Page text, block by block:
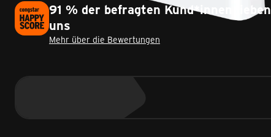
91 % der befragten Kund*innen lieben
uns
Mehr über die Bewertungen